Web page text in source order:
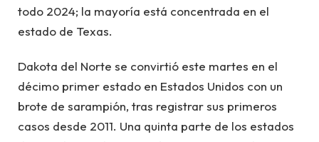
todo 2024; la mayoría está concentrada en el
estado de Texas.
Dakota del Norte se convirtió este martes en el
décimo primer estado en Estados Unidos con un
brote de sarampión, tras registrar sus primeros
casos desde 2011. Una quinta parte de los estados